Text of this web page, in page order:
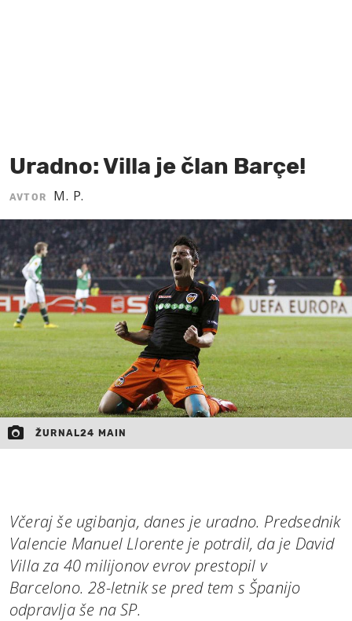
Uradno: Villa je član Barçe!
AVTOR M. P.
ŽURNAL24 MAIN
Včeraj še ugibanja, danes je uradno. Predsednik
Valencie Manuel Llorente je potrdil, da je David
Villa za 40 milijonov evrov prestopil v
Barcelono. 28-letnik se pred tem s Španijo
odpravlja še na SP.